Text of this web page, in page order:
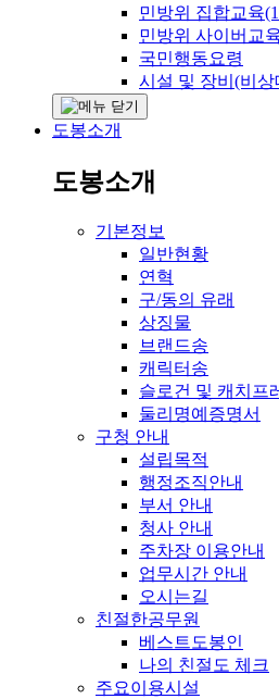
민방위 집합교육
민방위 사이버교
국민행동요령
시설 및 장비(비
도봉소개
도봉소개
기본정보
일반현황
연혁
구/동의 유래
상징물
브랜드송
캐릭터송
슬로건 및 캐치프
둘리명예증명서
구청 안내
설립목적
행정조직안내
부서 안내
청사 안내
주차장 이용안내
업무시간 안내
오시는길
친절한공무원
베스트도봉인
나의 친절도 체크
주요이용시설